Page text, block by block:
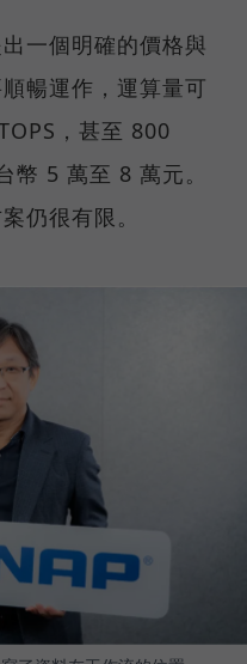
一個明確的價格與
暢運作，運算量可
，甚至 800
幣 5 萬至 8 萬元。
仍很有限。